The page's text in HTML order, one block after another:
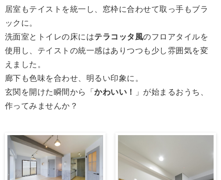
居室もテイストを統一し、窓枠に合わせて取っ手もブラ
ックに。
洗面室とトイレの床にはテラコッタ風のフロアタイルを
使用し、テイストの統一感はありつつも少し雰囲気を変
えました。
廊下も色味を合わせ、明るい印象に。
玄関を開けた瞬間から「かわいい！
」が始まるおうち、
作ってみませんか？